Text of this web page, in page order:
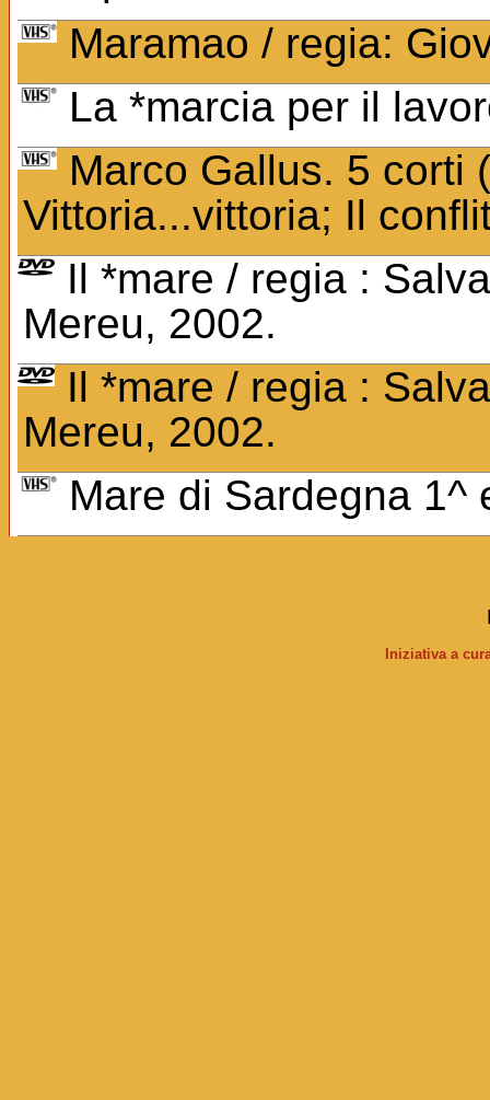
Maramao / regia:
La *marcia per il
Marco Gallus. 5 corti
Vittoria...vittoria; Il
Il *mare / regia :
Mereu, 2002.
Il *mare / regia :
Mereu, 2002.
Mare di Sardegna 1^
Iniziativa a